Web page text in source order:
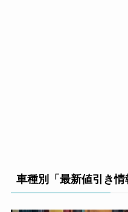
車種別「最新値引き情